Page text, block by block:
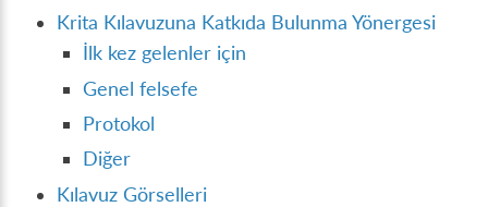
Krita Kılavuzuna Katkıda Bulunma Yönergesi
İlk kez gelenler için
Genel felsefe
Protokol
Diğer
Kılavuz Görselleri